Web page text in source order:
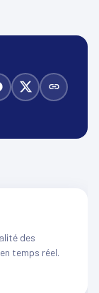
des
temps réel.